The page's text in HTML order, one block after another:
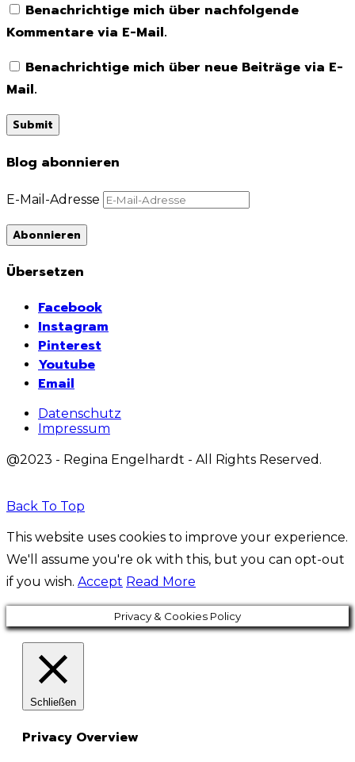
Benachrichtige mich über nachfolgende
Kommentare via E-Mail.
Benachrichtige mich über neue Beiträge via E-
Mail.
Blog abonnieren
E-Mail-Adresse
Abonnieren
Übersetzen
Facebook
Instagram
Pinterest
Youtube
Email
Datenschutz
Impressum
@2023 - Regina Engelhardt - All Rights Reserved.
Back To Top
This website uses cookies to improve your experience.
We'll assume you're ok with this, but you can opt-out
if you wish. Accept Read More
Privacy & Cookies Policy
Schließen
Privacy Overview